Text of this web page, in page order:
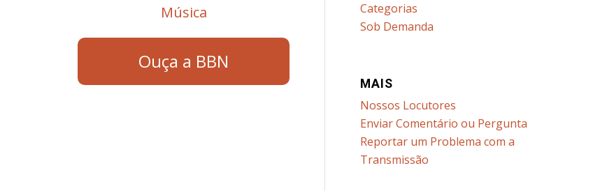
Música
Ouça a BBN
Categorias
Sob Demanda
MAIS
Nossos Locutores
Enviar Comentário ou Pergunta
Reportar um Problema com a
Transmissão